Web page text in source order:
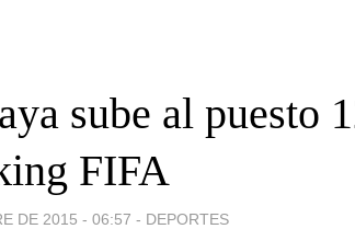
sube al puesto
FIFA
DE 2015 - 06:57 - DEPORTES